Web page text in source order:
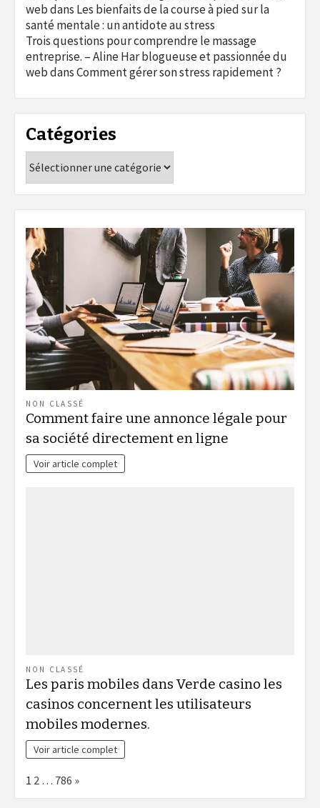
webdans Les bienfaits de la course à pied sur la
santé mentale : un antidote au stress
Trois questions pour comprendre le massage
entreprise. – Aline Har blogueuse et passionnée du
webdansComment gérer son stress rapidement ?
Catégories
NON CLASSÉ
Comment faire une annonce légale pour
sa société directement en ligne
Voir article complet
NON CLASSÉ
Les paris mobiles dans Verde casino les
casinos concernent les utilisateurs
mobiles modernes.
Voir article complet
Page:
1 2 … 786 Next
»